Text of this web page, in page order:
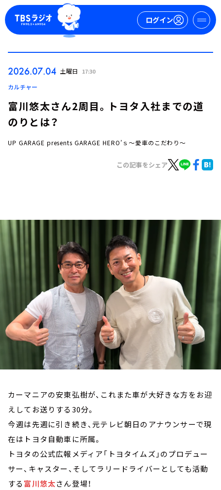
ログイン
YouTube
会社情報
2026.07.04 土曜日 17:30
カルチャー
富川悠太さん2周目。トヨタ入社までの道
のりとは？
UP GARAGE presents GARAGE HERO’ｓ～愛車のこだわり～
この記事をシェア
カーマニアの安東弘樹が、これまた車が大好きな方をお迎
えしてお送りする30分。
今週は先週に引き続き、元テレビ朝日のアナウンサーで現
在はトヨタ自動車に所属。
トヨタの公式広報メディア「トヨタイムズ」のプロデュー
サー、キャスター、そしてラリードライバーとしても活動
する富川悠太さん登場！